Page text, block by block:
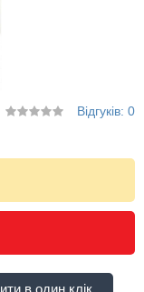
Відгуків: 0